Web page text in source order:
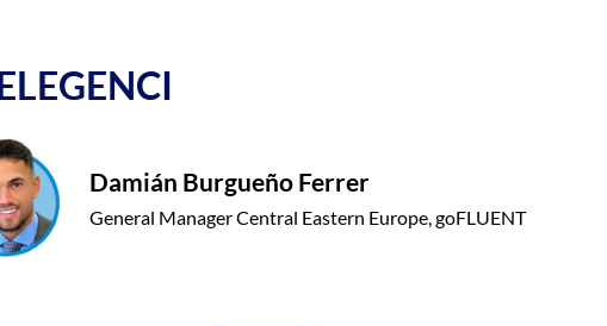
Damián Burgueño Ferrer
General Manager Central Eastern Europe, goFLUENT